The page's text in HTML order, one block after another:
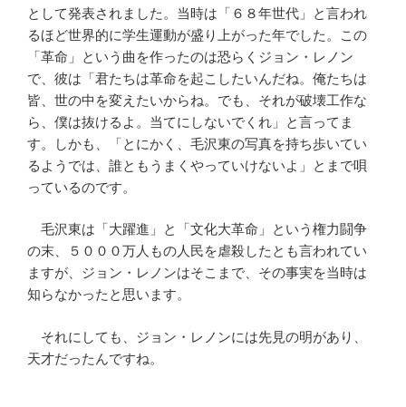
として発表されました。当時は「６８年世代」と言われ
るほど世界的に学生運動が盛り上がった年でした。この
「革命」という曲を作ったのは恐らくジョン・レノン
で、彼は「君たちは革命を起こしたいんだね。俺たちは
皆、世の中を変えたいからね。でも、それが破壊工作な
ら、僕は抜けるよ。当てにしないでくれ」と言ってま
す。しかも、「とにかく、毛沢東の写真を持ち歩いてい
るようでは、誰ともうまくやっていけないよ」とまで唄
っているのです。
毛沢東は「大躍進」と「文化大革命」という権力闘争
の末、５０００万人もの人民を虐殺したとも言われてい
ますが、ジョン・レノンはそこまで、その事実を当時は
知らなかったと思います。
それにしても、ジョン・レノンには先見の明があり、
天才だったんですね。